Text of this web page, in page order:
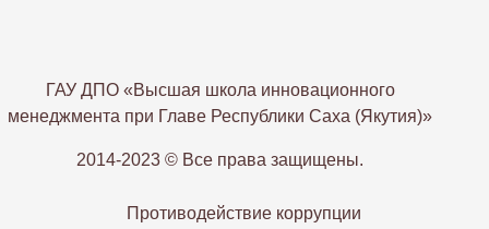
ГАУ ДПО «Высшая школа инновационного
менеджмента при Главе Республики Саха (Якутия)»
2014-2023 © Все права защищены.
Противодействие коррупции